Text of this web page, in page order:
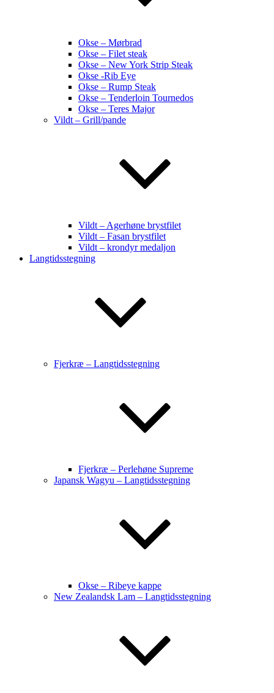
Okse – Mørbrad
Okse – Filet steak
Okse – New York Strip Steak
Okse -Rib Eye
Okse – Rump Steak
Okse – Tenderloin Tournedos
Okse – Teres Major
Vildt – Grill/pande
Vildt – Agerhøne brystfilet
Vildt – Fasan brystfilet
Vildt – krondyr medaljon
Langtidsstegning
Fjerkræ – Langtidsstegning
Fjerkræ – Perlehøne Supreme
Japansk Wagyu – Langtidsstegning
Okse – Ribeye kappe
New Zealandsk Lam – Langtidsstegning